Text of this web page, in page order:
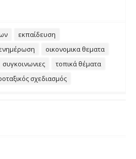
εκπαίδευση
οικονομικα θεματα
συγκοινωνιες
τοπικά θέματα
σχεδιασμός